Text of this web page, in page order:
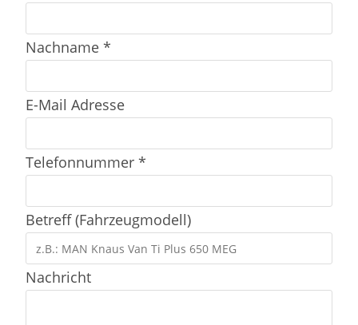
Nachname *
E-Mail Adresse
Telefonnummer *
Betreff (Fahrzeugmodell)
Nachricht